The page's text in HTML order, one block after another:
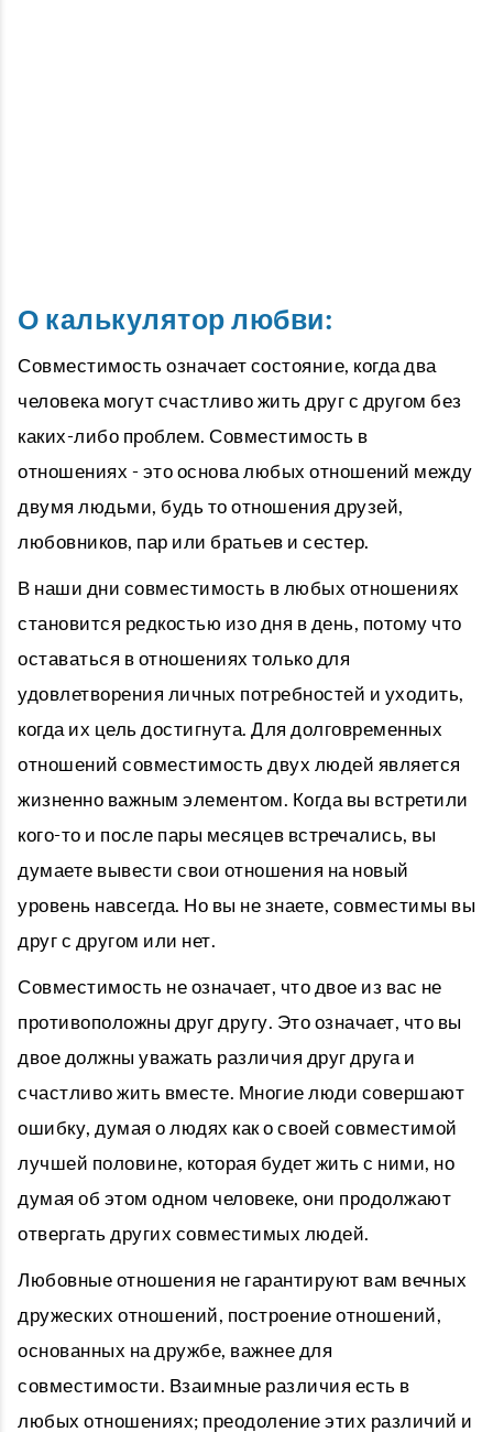
О калькулятор любви:
Совместимость означает состояние, когда два
человека могут счастливо жить друг с другом без
каких-либо проблем. Совместимость в
отношениях - это основа любых отношений между
двумя людьми, будь то отношения друзей,
любовников, пар или братьев и сестер.
В наши дни совместимость в любых отношениях
становится редкостью изо дня в день, потому что
оставаться в отношениях только для
удовлетворения личных потребностей и уходить,
когда их цель достигнута. Для долговременных
отношений совместимость двух людей является
жизненно важным элементом. Когда вы встретили
кого-то и после пары месяцев встречались, вы
думаете вывести свои отношения на новый
уровень навсегда. Но вы не знаете, совместимы вы
друг с другом или нет.
Совместимость не означает, что двое из вас не
противоположны друг другу. Это означает, что вы
двое должны уважать различия друг друга и
счастливо жить вместе. Многие люди совершают
ошибку, думая о людях как о своей совместимой
лучшей половине, которая будет жить с ними, но
думая об этом одном человеке, они продолжают
отвергать других совместимых людей.
Любовные отношения не гарантируют вам вечных
дружеских отношений, построение отношений,
основанных на дружбе, важнее для
совместимости. Взаимные различия есть в
любых отношениях; преодоление этих различий и